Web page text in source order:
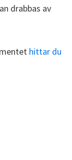
drabbas av
hittar du